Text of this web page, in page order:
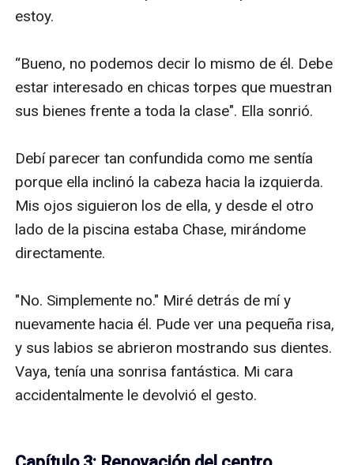
estoy.
“Bueno, no podemos decir lo mismo de él. Debe
estar interesado en chicas torpes que muestran
sus bienes frente a toda la clase". Ella sonrió.
Debí parecer tan confundida como me sentía
porque ella inclinó la cabeza hacia la izquierda.
Mis ojos siguieron los de ella, y desde el otro
lado de la piscina estaba Chase, mirándome
directamente.
"No. Simplemente no." Miré detrás de mí y
nuevamente hacia él. Pude ver una pequeña risa,
y sus labios se abrieron mostrando sus dientes.
Vaya, tenía una sonrisa fantástica. Mi cara
accidentalmente le devolvió el gesto.